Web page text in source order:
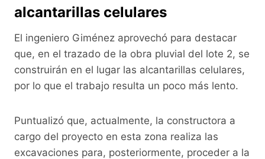
alcantarillas celulares
El ingeniero Giménez aprovechó para destacar
que, en el trazado de la obra pluvial del lote 2, se
construirán en el lugar las alcantarillas celulares,
por lo que el trabajo resulta un poco más lento.
Puntualizó que, actualmente, la constructora a
cargo del proyecto en esta zona realiza las
excavaciones para, posteriormente, proceder a la